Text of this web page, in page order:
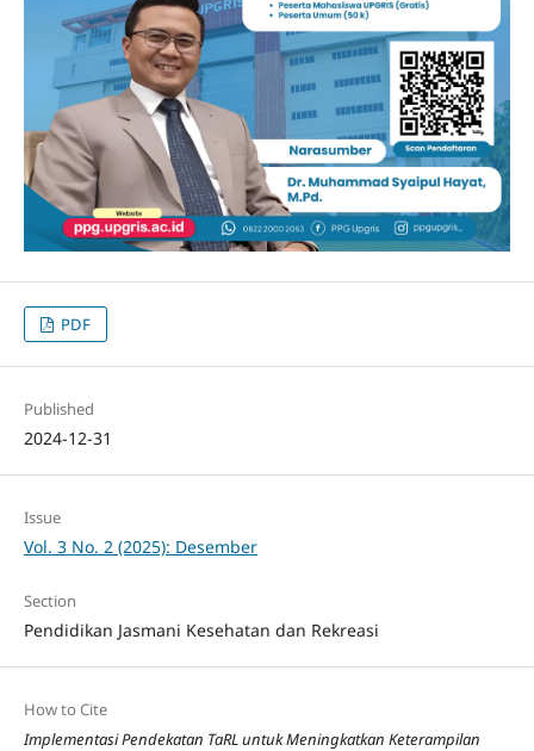
PDF
Published
2024-12-31
Issue
Vol. 3 No. 2 (2025): Desember
Section
Pendidikan Jasmani Kesehatan dan Rekreasi
How to Cite
Implementasi Pendekatan TaRL untuk Meningkatkan Keterampilan